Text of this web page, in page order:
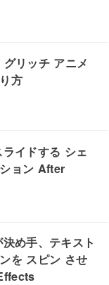
リッチ アニメ
方
ライドする シェ
ョン After
決め手、テキスト
を スピン させ